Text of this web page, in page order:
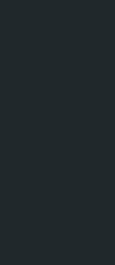
Проверяющие
косвенных
51%, но не могут
признают
выявил более 7 000
Передача земли
рассматривается как
Такие сделки
Компании, чья
Если компания
капитале 2 миллиона
объяснить источник
акционеров или